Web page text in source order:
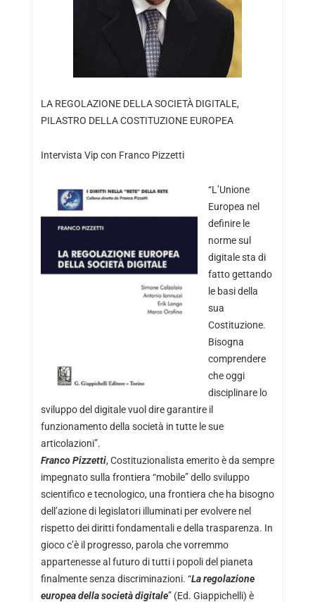
LA REGOLAZIONE DELLA SOCIETÀ DIGITALE,
PILASTRO DELLA COSTITUZIONE EUROPEA
Intervista Vip con Franco Pizzetti
“L’Unione
Europea nel
definire le
norme sul
digitale sta di
fatto gettando
le basi della
sua
Costituzione.
Bisogna
comprendere
che oggi
disciplinare lo
sviluppo del digitale vuol dire garantire il
funzionamento della società in tutte le sue
articolazioni”.
Franco Pizzetti, Costituzionalista emerito è da sempre
impegnato sulla frontiera “mobile” dello sviluppo
scientifico e tecnologico, una frontiera che ha bisogno
dell’azione di legislatori illuminati per evolvere nel
rispetto dei diritti fondamentali e della trasparenza. In
gioco c’è il progresso, parola che vorremmo
appartenesse al futuro di tutti i popoli del pianeta
finalmente senza discriminazioni. “La regolazione
europea della società digitale” (Ed. Giappichelli) è